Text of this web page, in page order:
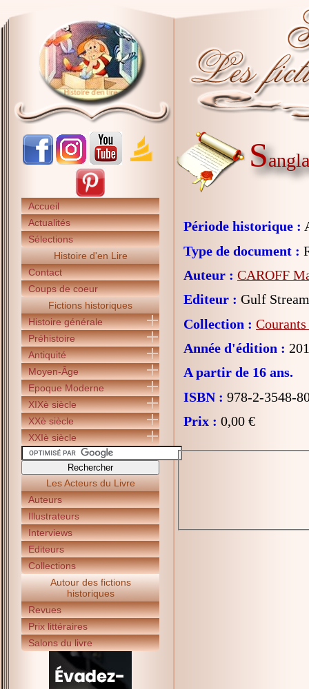
Accueil
Actualités
Sélections
Histoire d'en Lire
Contact
Coups de coeur
Fictions historiques
Histoire générale
Préhistoire
Antiquité
Moyen-Âge
Epoque Moderne
XIXè siècle
XXè siècle
XXIè siècle
Les Acteurs du Livre
Auteurs
Illustrateurs
Interviews
Editeurs
Collections
Autour des fictions
historiques
Revues
Prix littéraires
Salons du livre
S
Période historique :
Type de document :
Auteur : CAROFF
Editeur : Gulf Stream
Collection :
Année d'édition :
A partir de 16 ans.
ISBN : 978-2-3548-
Prix : 0,00 €